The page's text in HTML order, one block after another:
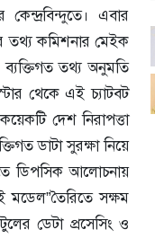
এবার
তথ্য কমিশনার মেইক
তথ্য অনুমতি
থেকে এই চ্যাটবট
দেশ নিরাপত্তা
ডাটা সুরক্ষা নিয়ে
ডিপসিক আলোচনায়
মডেল”তৈরিতে সক্ষম
ডেটা প্রসেসিং ও